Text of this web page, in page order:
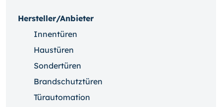
Hersteller/Anbieter
Innentüren
Haustüren
Sondertüren
Brandschutztüren
Türautomation